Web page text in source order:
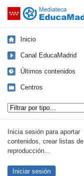
Saltar navegación
Inicio
Canal EducaMadrid
Últimos contenidos
Centros
Inicia sesión para aportar
contenidos, crear listas de
reproducción...
Iniciar sesión